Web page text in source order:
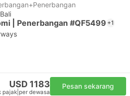
| Penerbangan #QF5499 +1
USD 1183
pajak per dewasa
Pesan sekarang